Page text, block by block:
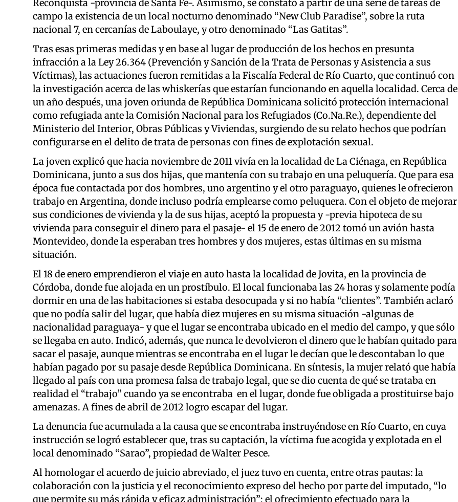
Reconquista -provincia de Santa Fe-. Asimismo, se constató a partir de una serie de tareas de
campo la existencia de un local nocturno denominado “New Club Paradise”, sobre la ruta
nacional 7, en cercanías de Laboulaye, y otro denominado “Las Gatitas”.
Tras esas primeras medidas y en base al lugar de producción de los hechos en presunta
infracción a la Ley 26.364 (Prevención y Sanción de la Trata de Personas y Asistencia a sus
Víctimas), las actuaciones fueron remitidas a la Fiscalía Federal de Río Cuarto, que continuó con
la investigación acerca de las whiskerías que estarían funcionando en aquella localidad. Cerca de
un año después, una joven oriunda de República Dominicana solicitó protección internacional
como refugiada ante la Comisión Nacional para los Refugiados (Co.Na.Re.), dependiente del
Ministerio del Interior, Obras Públicas y Viviendas, surgiendo de su relato hechos que podrían
configurarse en el delito de trata de personas con fines de explotación sexual.
La joven explicó que hacia noviembre de 2011 vivía en la localidad de La Ciénaga, en República
Dominicana, junto a sus dos hijas, que mantenía con su trabajo en una peluquería. Que para esa
época fue contactada por dos hombres, uno argentino y el otro paraguayo, quienes le ofrecieron
trabajo en Argentina, donde incluso podría emplearse como peluquera. Con el objeto de mejorar
sus condiciones de vivienda y la de sus hijas, aceptó la propuesta y -previa hipoteca de su
vivienda para conseguir el dinero para el pasaje- el 15 de enero de 2012 tomó un avión hasta
Montevideo, donde la esperaban tres hombres y dos mujeres, estas últimas en su misma
situación.
El 18 de enero emprendieron el viaje en auto hasta la localidad de Jovita, en la provincia de
Córdoba, donde fue alojada en un prostíbulo. El local funcionaba las 24 horas y solamente podía
dormir en una de las habitaciones si estaba desocupada y si no había “clientes”. También aclaró
que no podía salir del lugar, que había diez mujeres en su misma situación -algunas de
nacionalidad paraguaya- y que el lugar se encontraba ubicado en el medio del campo, y que sólo
se llegaba en auto. Indicó, además, que nunca le devolvieron el dinero que le habían quitado para
sacar el pasaje, aunque mientras se encontraba en el lugar le decían que le descontaban lo que
habían pagado por su pasaje desde República Dominicana. En síntesis, la mujer relató que había
llegado al país con una promesa falsa de trabajo legal, que se dio cuenta de qué se trataba en
realidad el “trabajo” cuando ya se encontraba en el lugar, donde fue obligada a prostituirse bajo
amenazas. A fines de abril de 2012 logro escapar del lugar.
La denuncia fue acumulada a la causa que se encontraba instruyéndose en Río Cuarto, en cuya
instrucción se logró establecer que, tras su captación, la víctima fue acogida y explotada en el
local denominado “Sarao”, propiedad de Walter Pesce.
Al homologar el acuerdo de juicio abreviado, el juez tuvo en cuenta, entre otras pautas: la
colaboración con la justicia y el reconocimiento expreso del hecho por parte del imputado, “lo
que permite su más rápida y eficaz administración”; el ofrecimiento efectuado para la